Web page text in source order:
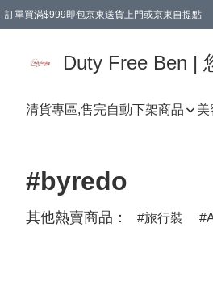
訂單買滿$999即包京東送貨上門或京東自提點
Duty Free Ben |
清貨專區,售完自動下架商品 美
#byredo
其他熱賣商品： 旅行裝